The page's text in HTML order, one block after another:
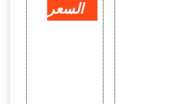
السعر